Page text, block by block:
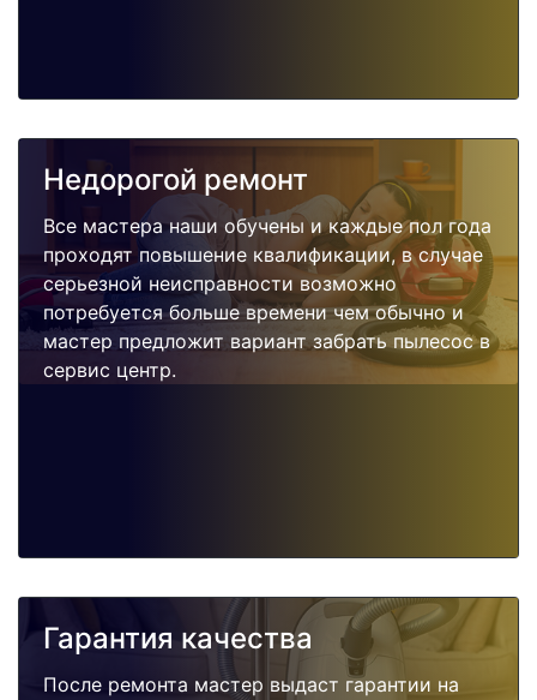
Недорогой ремонт
Все мастера наши обучены и каждые пол года
проходят повышение квалификации, в случае
серьезной неисправности возможно
потребуется больше времени чем обычно и
мастер предложит вариант забрать пылесос в
сервис центр.
Гарантия качества
После ремонта мастер выдаст гарантии на